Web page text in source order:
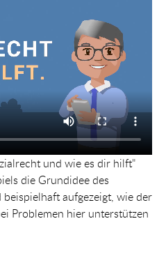
und wie es dir hilft"
die Grundidee des
aufgezeigt, wie der
Problemen hier unterstützen